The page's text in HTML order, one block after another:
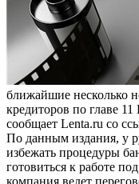
ближайшие несколько
кредиторов по главе
сообщает Lenta.ru со
По данным издания, у
избежать процедуры
готовиться к работе